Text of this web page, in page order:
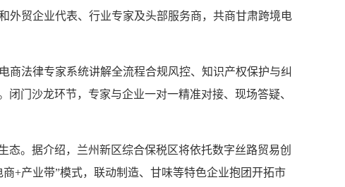
外贸企业代表、行业专家及头部服务商，共商甘肃跨境电
法律专家系统讲解全流程合规风控、知识产权保护与纠
门沙龙环节，专家与企业一对一精准对接、现场答疑、
。据介绍，兰州新区综合保税区将依托数字丝路贸易创
+产业带”模式，联动制造、甘味等特色企业抱团开拓市